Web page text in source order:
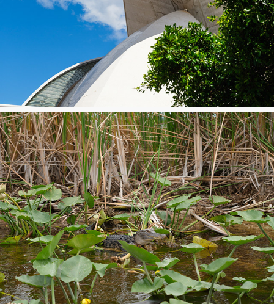
Teneriffe
Everglades